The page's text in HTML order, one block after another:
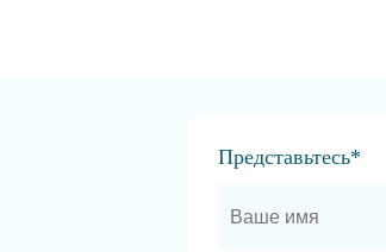
Представьтесь*